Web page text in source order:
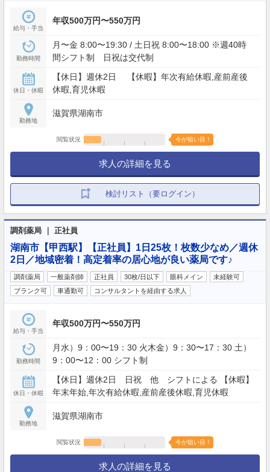
給与・手当
年収500万円〜550万円
勤務時間
月〜金 8:00〜19:30 / 土日祝 8:00〜18:00 ※週40時
間シフト制 日祝は交代制
休日・休暇
【休日】週休2日 【休暇】年次有給休暇,産前産後
休暇,育児休暇
勤務地
滋賀県湖南市
閲覧状況 今が狙い目！
求人の詳細を見る
検討リスト（要ログイン）
調剤薬局 ｜ 正社員
湖南市【甲西駅】【正社員】1日25枚！枚数少なめ／週休
2日／地域密着！高定着率の居心地が良い薬局です♪
調剤薬局 一般薬剤師 正社員 30枚/日以下 眼科メイン
未経験可
ブランク可
車通勤可 コンサルタントを経由する求人
給与・手当
年収500万円〜550万円
勤務時間
月水）9：00〜19：30 火木金）9：30〜17：30 土）
9：00〜12：00 シフト制
休日・休暇
【休日】週休2日 日祝 他 シフトによる 【休暇】
年末年始,年次有給休暇,産前産後休暇,育児休暇
勤務地
滋賀県湖南市
閲覧状況 今が狙い目！
求人の詳細を見る